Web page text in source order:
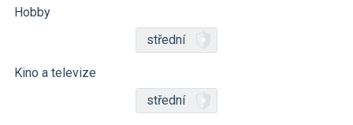
Hobby
střední
Kino a televize
střední